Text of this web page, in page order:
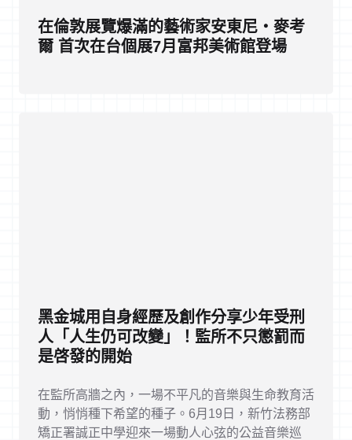
在倫敦展覽爆滿的藝術家安東尼・麥考
爾 首次在台個展7月富邦美術館登場
黑金城用自身經歷及創作分享少年受刑
人「人生仍可改變」！監所不只懲罰而
是啓發的開始
在監所高牆之內，一場不平凡的音樂與生命教育活
動，悄悄種下希望的種子。6月19日，新竹法務部
矯正署誠正中學迎來一場動人心弦的公益音樂巡